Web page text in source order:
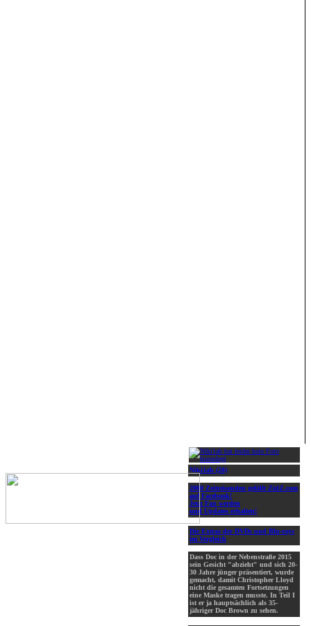
Niki1ab (28)
2000 Zeitreisenden gefällt ZidZ.com
auf Facebook!
Jetzt Fan werden
und Updates erhalten!
Die Extras der DVDs und Blu-rays
im Vergleich
Dass Doc in der Nebenstraße 2015
sein Gesicht "abzieht" und sich 20-
30 Jahre jünger präsentiert, wurde
gemacht, damit Christopher Lloyd
nicht die gesamten Fortsetzungen
eine Maske tragen musste. In Teil I
ist er ja hauptsächlich als 35-
jähriger Doc Brown zu sehen.